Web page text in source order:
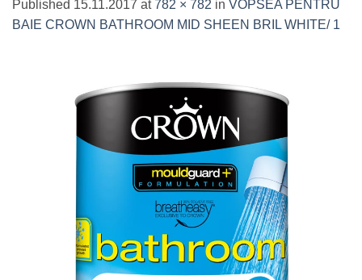
Published 15.11.2017 at782 × 782 in VOPSEA PENTRU
BAIE CROWN BATHROOM MID SHEEN BRIL WHITE/ 1